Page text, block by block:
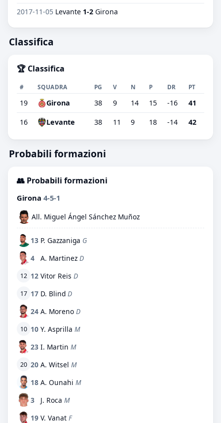
2017-11-05 Levante 1-2 Girona
Classifica
🏆 Classifica
# SQUADRA PG V N P DR PT
19 Girona 38 9 14 15 -16 41
16 Levante 38 11 9 18 -14 42
Probabili formazioni
👥 Probabili formazioni
Girona 4-5-1
All. Miguel Ángel Sánchez Muñoz
13 P. Gazzaniga G
4
A. Martinez D
12 12 Vitor Reis D
17 17 D. Blind D
24 A. Moreno D
10 10 Y. Asprilla M
23 I. Martin M
20 20 A. Witsel M
18 A. Ounahi M
3
J. Roca M
19 V. Vanat F